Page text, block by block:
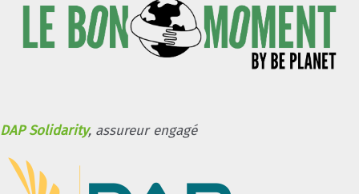
DAP Solidarity, assureur engagé